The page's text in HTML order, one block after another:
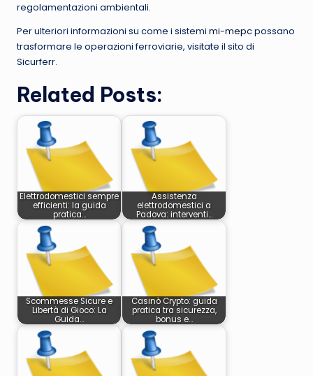
regolamentazioni ambientali.
Per ulteriori informazioni su come i sistemi mi-mepcpossano
trasformare le operazioni ferroviarie, visitate il sito di
Sicurferr.
Related Posts:
Elettrodomestici sempre
efficienti: la guida
pratica…
Assistenza
elettrodomestici a
Padova: interventi…
Scommesse Sicure e
Libertà di Gioco: La
Guida…
Casinò Crypto: guida
pratica tra sicurezza,
bonus e…